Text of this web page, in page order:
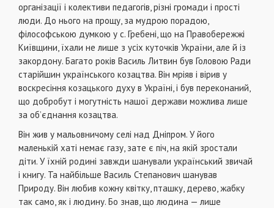
організації і колективи педагогів, різні громади і прості
люди. До нього на прощу, за мудрою порадою,
філософською думкою у с. Гребені, що на Правобережжі
Київщини, їхали не лише з усіх куточків України, але й із
закордону. Багато років Василь Литвин був Головою Ради
старійшин українського козацтва. Він мріяв і вірив у
воскресіння козацького духу в Україні, і був переконаний,
що добробут і могутність нашої держави можлива лише
за об’єднання козацтва.
Він жив у мальовничому селі над Дніпром. У його
маленькій хаті немає газу, зате є піч, на якій зростали
діти. У їхній родині завжди шанували український звичай
і книгу. Та найбільше Василь Степанович шанував
Природу. Він любив кожну квітку, пташку, дерево, жабку
так само, як і людину. Бо знав, що людина — лише